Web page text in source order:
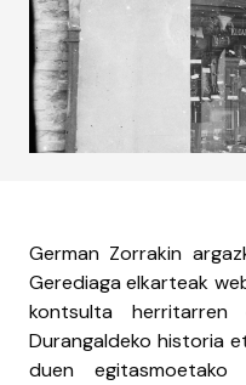
German Zorrakin
Gerediaga elkarteak
kontsulta herritarren
Durangaldeko historia
duen